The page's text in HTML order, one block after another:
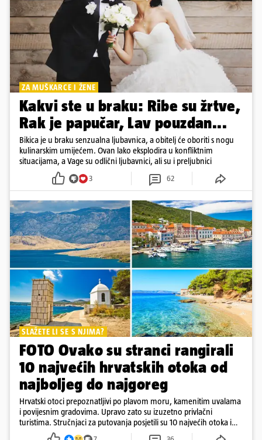
ZA MUŠKARCE I ŽENE
Kakvi ste u braku: Ribe su žrtve,
Rak je papučar, Lav pouzdan...
Bikica je u braku senzualna ljubavnica, a obitelj će oboriti s nogu
kulinarskim umijećem. Ovan lako eksplodira u konfliktnim
situacijama, a Vage su odlični ljubavnici, ali su i preljubnici
3 62
SLAŽETE LI SE S NJIMA?
FOTO Ovako su stranci rangirali
10 najvećih hrvatskih otoka od
najboljeg do najgoreg
Hrvatski otoci prepoznatljivi po plavom moru, kamenitim uvalama
i povijesnim gradovima. Upravo zato su izuzetno privlačni
turistima. Stručnjaci za putovanja posjetili su 10 najvećih otoka i
rangirali ih